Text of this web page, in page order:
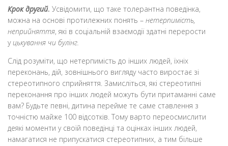
Крок другий. Усвідомити, що таке толерантна поведінка,
можна на основі протилежних понять – нетерпимість,
неприйняття, які в соціальній взаємодії здатні перерости
уцькування чи булінг.
Слід розуміти, що нетерпимість до інших людей, їхніх
переконань, дій, зовнішнього вигляду часто виростає зі
стереотипного сприйняття. Замисліться, які стереотипні
переконання про інших людей можуть бути притаманні саме
вам? Будьте певні, дитина перейме те саме ставлення з
точністю майже 100 відсотків. Тому варто переосмислити
деякі моменти у своїй поведінці та оцінках інших людей,
намагатися не припускатися стереотипних, а тим більше